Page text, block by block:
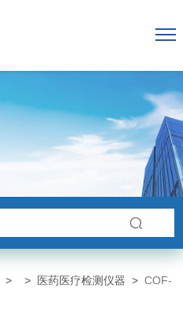
> > 医药医疗检测仪器 >COF-